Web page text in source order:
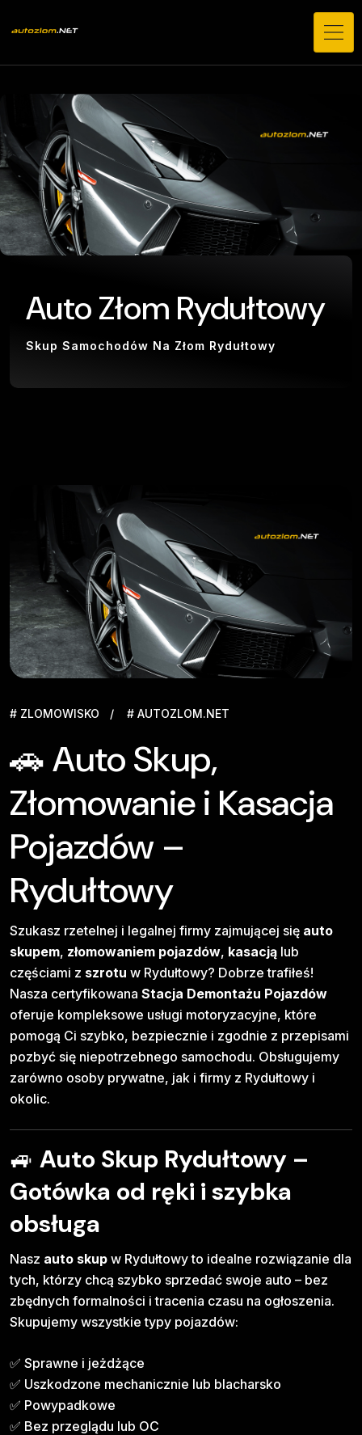
Auto Złom Rydułtowy
Skup Samochodów Na Złom Rydułtowy
# ZLOMOWISKO # AUTOZLOM.NET
🚗 Auto Skup,
Złomowanie i Kasacja
Pojazdów –
Rydułtowy
Szukasz rzetelnej i legalnej firmy zajmującej się auto
skupem, złomowaniem pojazdów, kasacją lub
częściami z szrotu w Rydułtowy? Dobrze trafiłeś!
Nasza certyfikowana Stacja Demontażu Pojazdów
oferuje kompleksowe usługi motoryzacyjne, które
pomogą Ci szybko, bezpiecznie i zgodnie z przepisami
pozbyć się niepotrzebnego samochodu. Obsługujemy
zarówno osoby prywatne, jak i firmy z Rydułtowy i
okolic.
🚙 Auto Skup Rydułtowy –
Gotówka od ręki i szybka
obsługa
Nasz auto skup w Rydułtowy to idealne rozwiązanie dla
tych, którzy chcą szybko sprzedać swoje auto – bez
zbędnych formalności i tracenia czasu na ogłoszenia.
Skupujemy wszystkie typy pojazdów:
✅ Sprawne i jeżdżące
✅ Uszkodzone mechanicznie lub blacharsko
✅ Powypadkowe
✅ Bez przeglądu lub OC